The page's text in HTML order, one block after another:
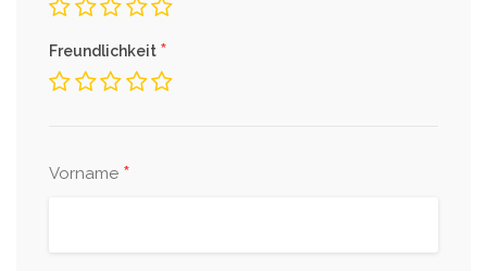
Freundlichkeit *
Vorname *